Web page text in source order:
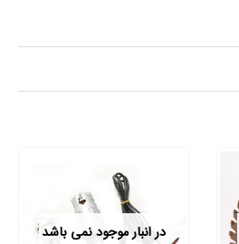
در انبار موجود نمی باشد